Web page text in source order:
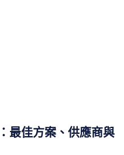
最佳方案、供應商與